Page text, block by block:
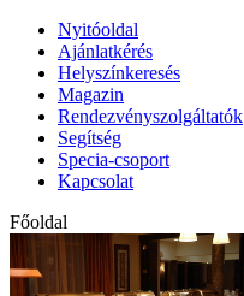
Nyitóoldal
Ajánlatkérés
Helyszínkeresés
Magazin
Rendezvényszolgáltatók
Segítség
Specia-csoport
Kapcsolat
Főoldal